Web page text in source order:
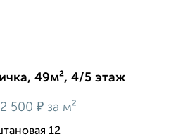
49м², 4/5 этаж
500 ₽ за м²
12